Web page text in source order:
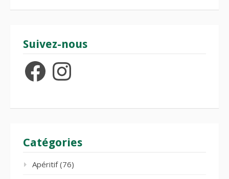
Suivez-nous
FacebookInstagram
Catégories
Apéritif(76)